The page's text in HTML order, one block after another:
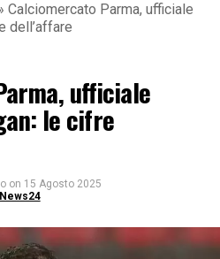
Calciomercato Parma, ufficiale
dell’affare
ufficiale
le cifre
on 15 Agosto 2025